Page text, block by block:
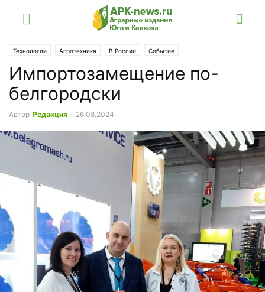
Технологии Агротехника В России Событие
Выставка «Агросалон»
Импортозамещение по-
белгородски
Автор Редакция - 26.08.2024